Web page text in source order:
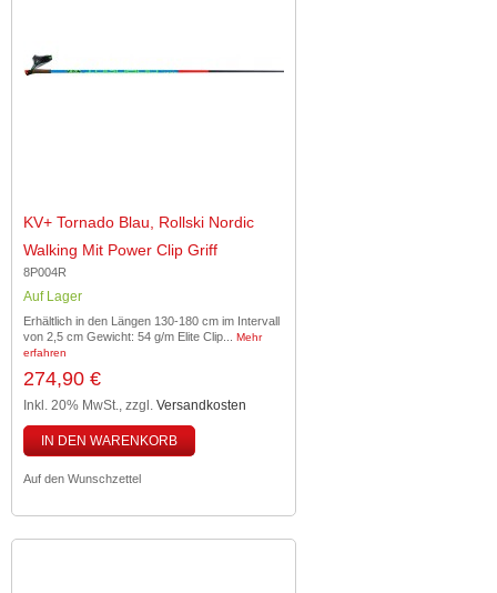
KV+ Tornado Blau, Rollski Nordic
Walking Mit Power Clip Griff
8P004R
Auf Lager
Erhältlich in den Längen 130-180 cm im Intervall
von 2,5 cm Gewicht: 54 g/m Elite Clip... Mehr
erfahren
274,90 €
Inkl. 20% MwSt., zzgl. Versandkosten
IN DEN WARENKORB
Auf den Wunschzettel